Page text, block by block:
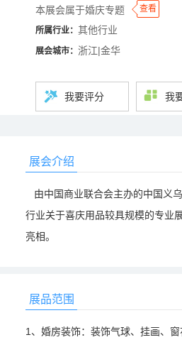
本展会属于婚庆专题 ◆
◆查看
所属行业： 其他行业
展会城市： 浙江|金华
我要评分 我
展会介绍
由中国商业联合会主办的中国义
行业关于喜庆用品较具规模的专业
亮相。
展品范围
1、婚房装饰：装饰气球、挂画、